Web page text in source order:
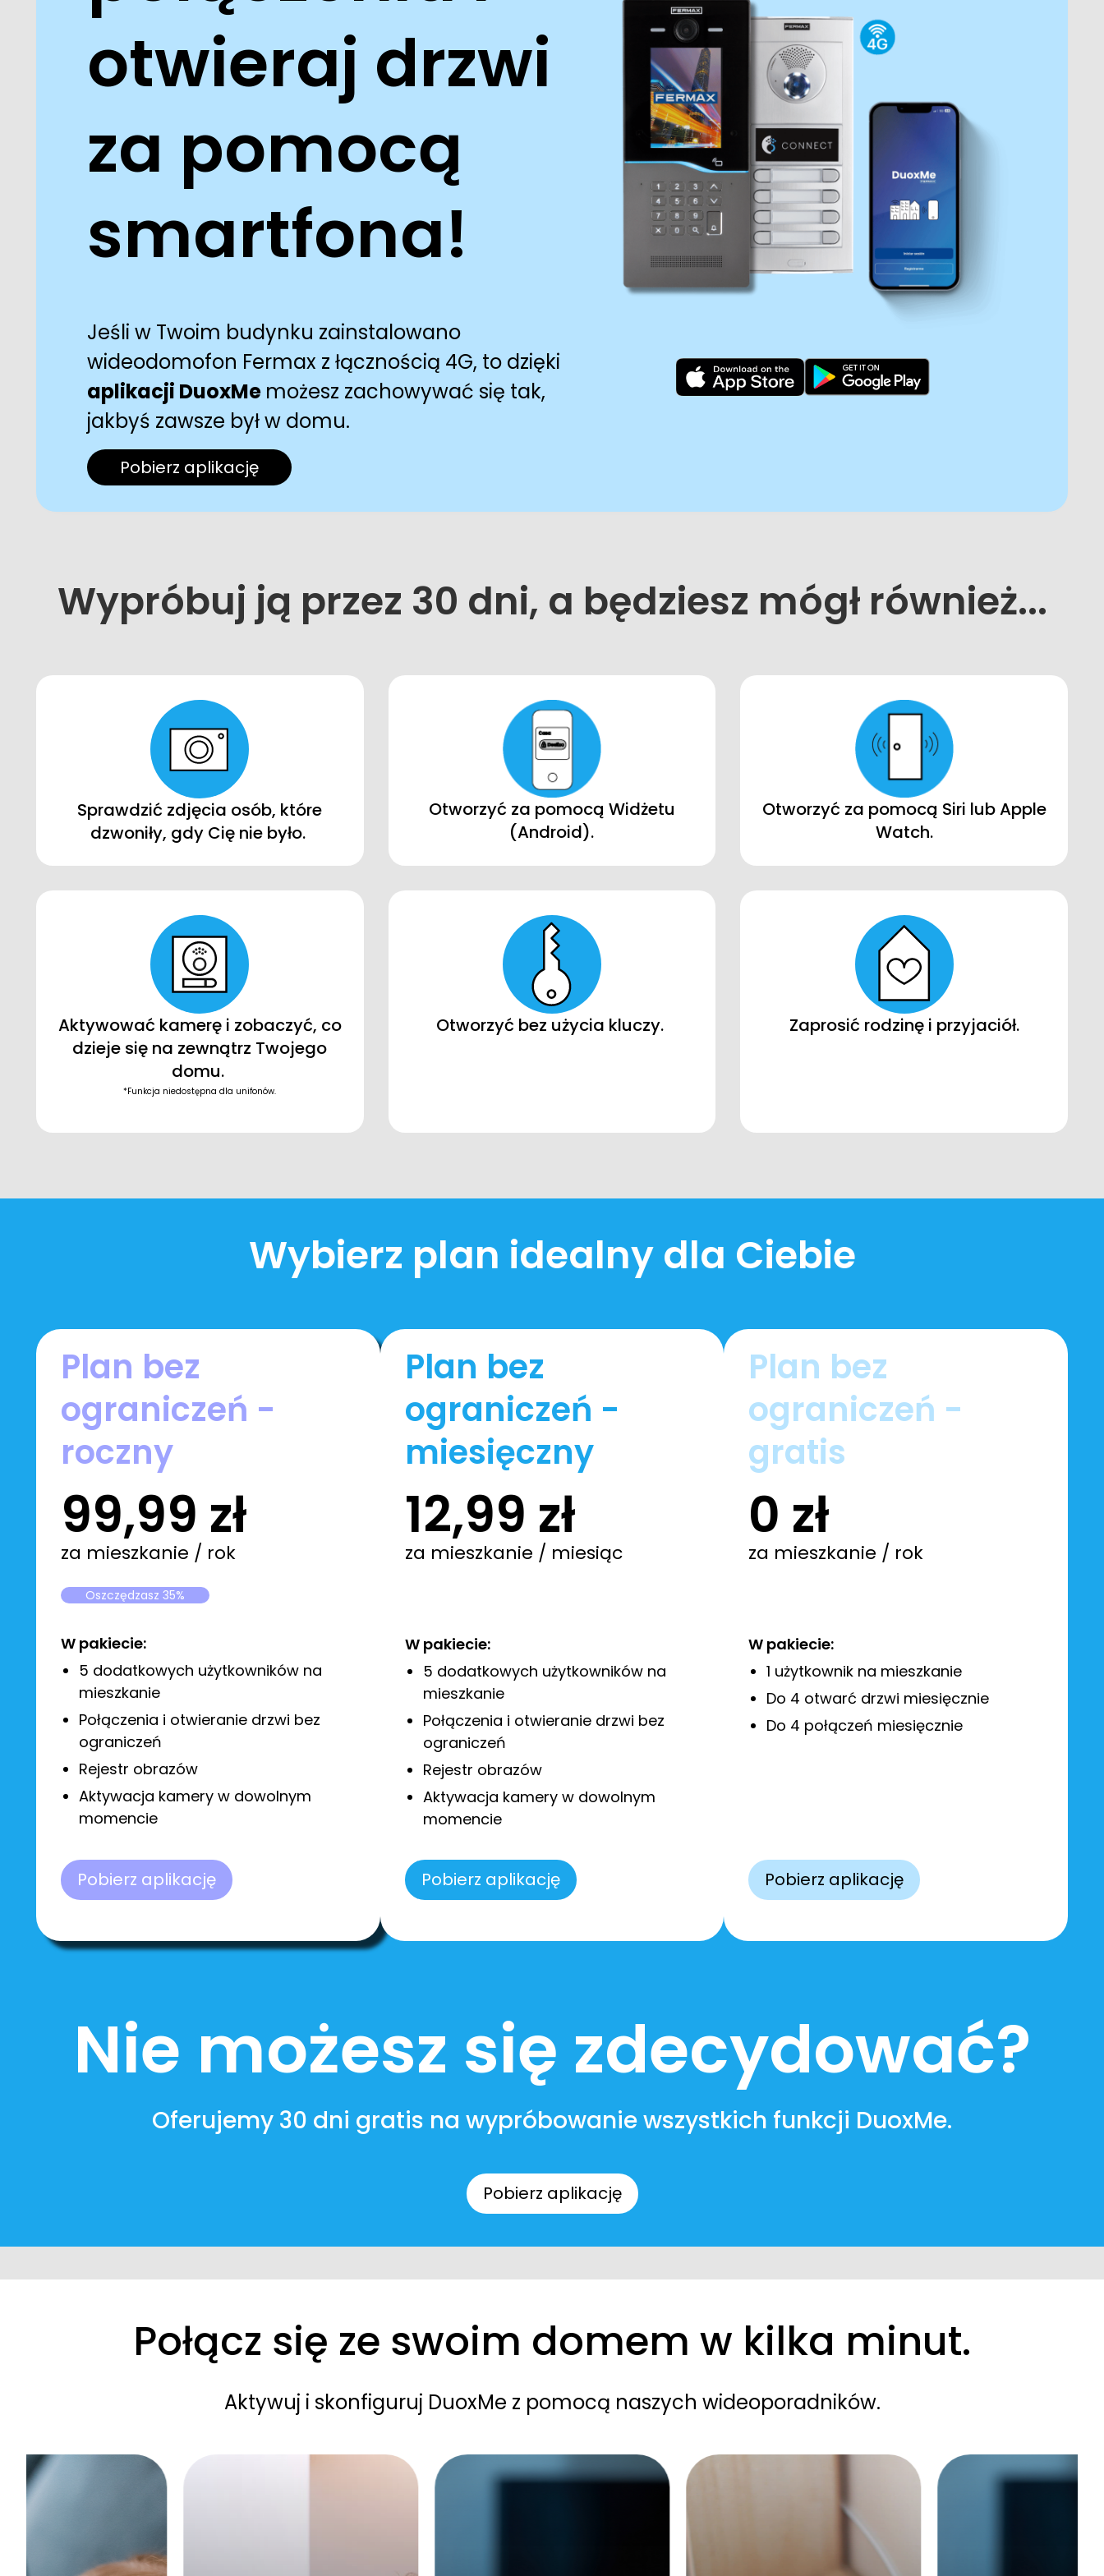
otwieraj drzwi
za pomocą
smartfona!
Jeśli w Twoim budynku zainstalowano
wideodomofon Fermax z łącznością 4G, to dzięki
aplikacji DuoxMe możesz zachowywać się tak,
jakbyś zawsze był w domu.
Pobierz aplikację
Wypróbuj ją przez 30 dni, a będziesz mógł również...
Sprawdzić zdjęcia osób, które
dzwoniły, gdy Cię nie było.
Otworzyć za pomocą Widżetu
(Android).
Otworzyć za pomocą Siri lub Apple
Watch.
Aktywować kamerę i zobaczyć, co
dzieje się na zewnątrz Twojego
domu.
*Funkcja niedostępna dla unifonów.
Otworzyć bez użycia kluczy. Zaprosić rodzinę i przyjaciół.
Wybierz plan idealny dla Ciebie
Plan bez
ograniczeń -
roczny
99,99 zł
za mieszkanie / rok
Oszczędzasz 35%
W pakiecie:
5 dodatkowych użytkowników na
mieszkanie
Połączenia i otwieranie drzwi bez
ograniczeń
Rejestr obrazów
Aktywacja kamery w dowolnym
momencie
Pobierz aplikację
Plan bez
ograniczeń -
miesięczny
12,99 zł
za mieszkanie / miesiąc
W pakiecie:
5 dodatkowych użytkowników na
mieszkanie
Połączenia i otwieranie drzwi bez
ograniczeń
Rejestr obrazów
Aktywacja kamery w dowolnym
momencie
Pobierz aplikację
Plan bez
ograniczeń -
gratis
0 zł
za mieszkanie / rok
W pakiecie:
1 użytkownik na mieszkanie
Do 4 otwarć drzwi miesięcznie
Do 4 połączeń miesięcznie
Pobierz aplikację
Nie możesz się zdecydować?
Oferujemy 30 dni gratis na wypróbowanie wszystkich funkcji DuoxMe.
Pobierz aplikację
Połącz się ze swoim domem w kilka minut.
Aktywuj i skonfiguruj DuoxMe z pomocą naszych wideoporadników.